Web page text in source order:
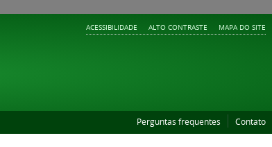
ACESSIBILIDADE ALTO CONTRASTE MAPA DO SITE
Perguntas frequentes Contato